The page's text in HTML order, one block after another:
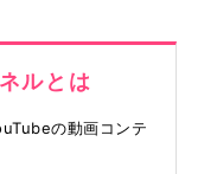
ルとは
の動画コンテ